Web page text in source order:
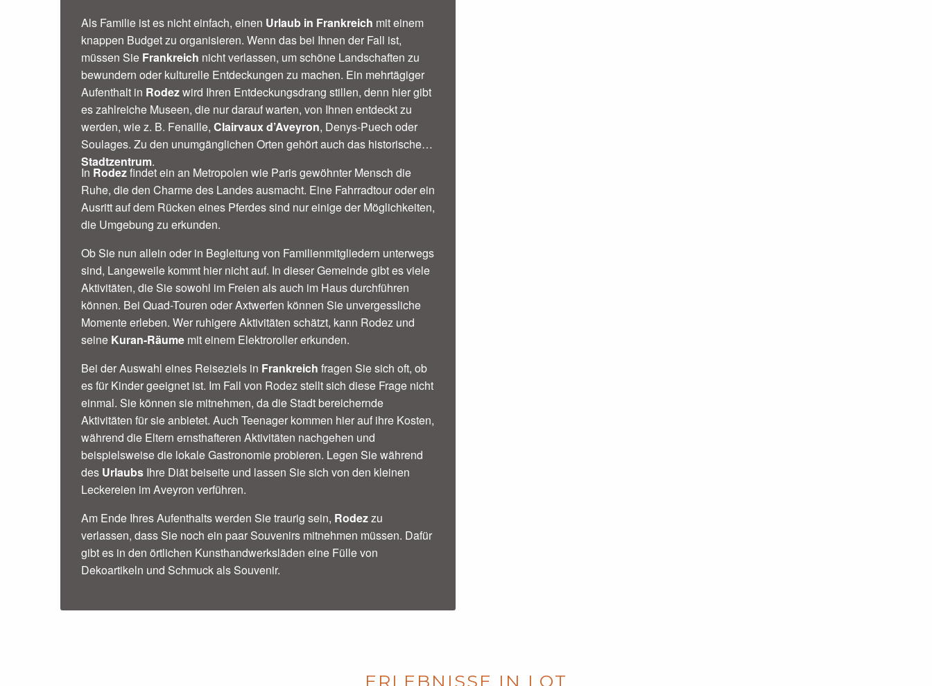
Als Familie ist es nicht einfach, einen Urlaub in Frankreich mit einem
knappen Budget zu organisieren. Wenn das bei Ihnen der Fall ist,
müssen Sie Frankreich nicht verlassen, um schöne Landschaften zu
bewundern oder kulturelle Entdeckungen zu machen. Ein mehrtägiger
Aufenthalt in Rodezwird Ihren Entdeckungsdrang stillen, denn hier gibt
es zahlreiche Museen, die nur darauf warten, von Ihnen entdeckt zu
werden, wie z. B. Fenaille, Clairvaux d’Aveyron, Denys-Puech oder
Soulages. Zu den unumgänglichen Orten gehört auch das historische
Stadtzentrum.
In Rodezfindet ein an Metropolen wie Paris gewöhnter Mensch die
Ruhe, die den Charme des Landes ausmacht. Eine Fahrradtour oder ein
Ausritt auf dem Rücken eines Pferdes sind nur einige der Möglichkeiten,
die Umgebung zu erkunden.
Ob Sie nun allein oder in Begleitung von Familienmitgliedern unterwegs
sind, Langeweile kommt hier nicht auf. In dieser Gemeinde gibt es viele
Aktivitäten, die Sie sowohl im Freien als auch im Haus durchführen
können. Bei Quad-Touren oder Axtwerfen können Sie unvergessliche
Momente erleben. Wer ruhigere Aktivitäten schätzt, kann Rodez und
seine Kuran-Räume mit einem Elektroroller erkunden.
Bei der Auswahl eines Reiseziels in Frankreich fragen Sie sich oft, ob
es für Kinder geeignet ist. Im Fall von Rodez stellt sich diese Frage nicht
einmal. Sie können sie mitnehmen, da die Stadt bereichernde
Aktivitäten für sie anbietet. Auch Teenager kommen hier auf ihre Kosten,
während die Eltern ernsthafteren Aktivitäten nachgehen und
beispielsweise die lokale Gastronomie probieren. Legen Sie während
des Urlaubs Ihre Diät beiseite und lassen Sie sich von den kleinen
Leckereien im Aveyron verführen.
Am Ende Ihres Aufenthalts werden Sie traurig sein, Rodezzu
verlassen, dass Sie noch ein paar Souvenirs mitnehmen müssen. Dafür
gibt es in den örtlichen Kunsthandwerksläden eine Fülle von
Dekoartikeln und Schmuck als Souvenir.
ERLEBNISSE IN LOT